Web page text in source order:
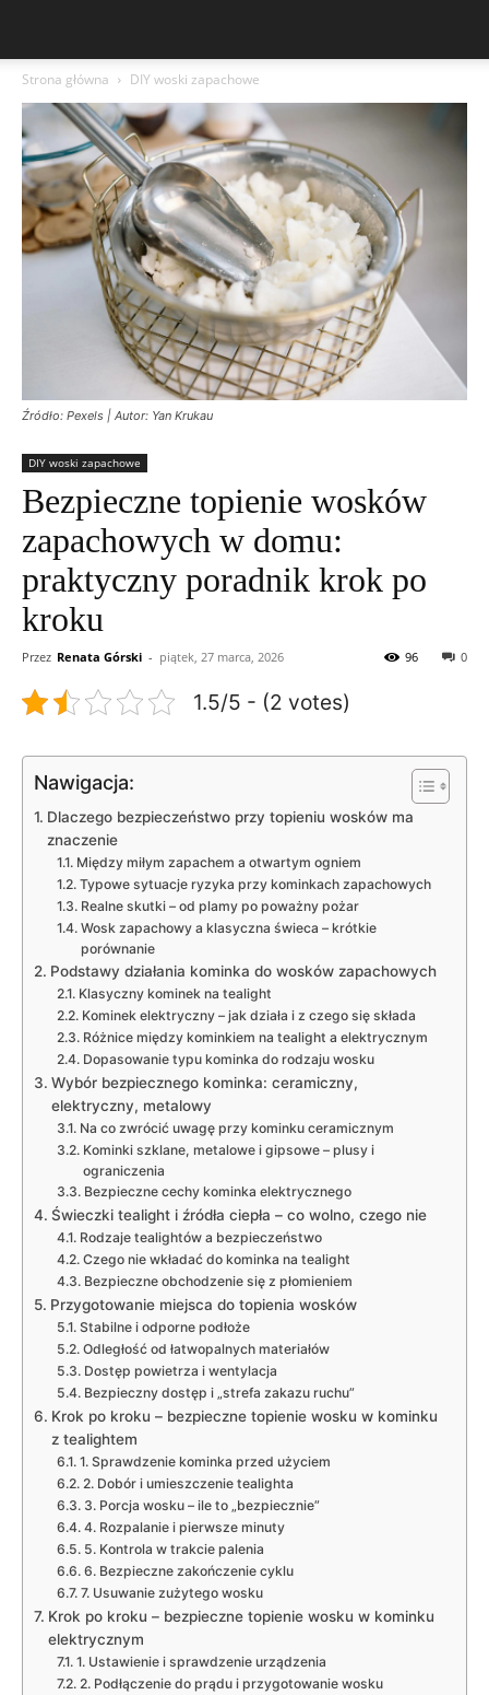
Strona główna DIY woski zapachowe
Źródło: Pexels | Autor: Yan Krukau
DIY woski zapachowe
Bezpieczne topienie wosków
zapachowych w domu:
praktyczny poradnik krok po
kroku
Przez Renata Górski - piątek, 27 marca, 2026 0
96
1.5/5 - (2 votes)
Nawigacja:
Dlaczego bezpieczeństwo przy topieniu wosków ma
znaczenie
Między miłym zapachem a otwartym ogniem
Typowe sytuacje ryzyka przy kominkach zapachowych
Realne skutki – od plamy po poważny pożar
Wosk zapachowy a klasyczna świeca – krótkie
porównanie
Podstawy działania kominka do wosków zapachowych
Klasyczny kominek na tealight
Kominek elektryczny – jak działa i z czego się składa
Różnice między kominkiem na tealight a elektrycznym
Dopasowanie typu kominka do rodzaju wosku
Wybór bezpiecznego kominka: ceramiczny,
elektryczny, metalowy
Na co zwrócić uwagę przy kominku ceramicznym
Kominki szklane, metalowe i gipsowe – plusy i
ograniczenia
Bezpieczne cechy kominka elektrycznego
Świeczki tealight i źródła ciepła – co wolno, czego nie
Rodzaje tealightów a bezpieczeństwo
Czego nie wkładać do kominka na tealight
Bezpieczne obchodzenie się z płomieniem
Przygotowanie miejsca do topienia wosków
Stabilne i odporne podłoże
Odległość od łatwopalnych materiałów
Dostęp powietrza i wentylacja
Bezpieczny dostęp i „strefa zakazu ruchu”
Krok po kroku – bezpieczne topienie wosku w kominku
z tealightem
1. Sprawdzenie kominka przed użyciem
2. Dobór i umieszczenie tealighta
3. Porcja wosku – ile to „bezpiecznie”
4. Rozpalanie i pierwsze minuty
5. Kontrola w trakcie palenia
6. Bezpieczne zakończenie cyklu
7. Usuwanie zużytego wosku
Krok po kroku – bezpieczne topienie wosku w kominku
elektrycznym
1. Ustawienie i sprawdzenie urządzenia
2. Podłączenie do prądu i przygotowanie wosku